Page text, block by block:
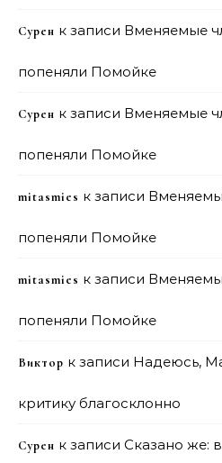
Сурен к записи Вменяемые
попеняли Помойке
Сурен к записи Вменяемые
попеняли Помойке
mitasmies к записи
попеняли Помойке
mitasmies к записи
попеняли Помойке
Виктор к записи Надеюсь,
критику благосклонно
Сурен к записи Сказано же: